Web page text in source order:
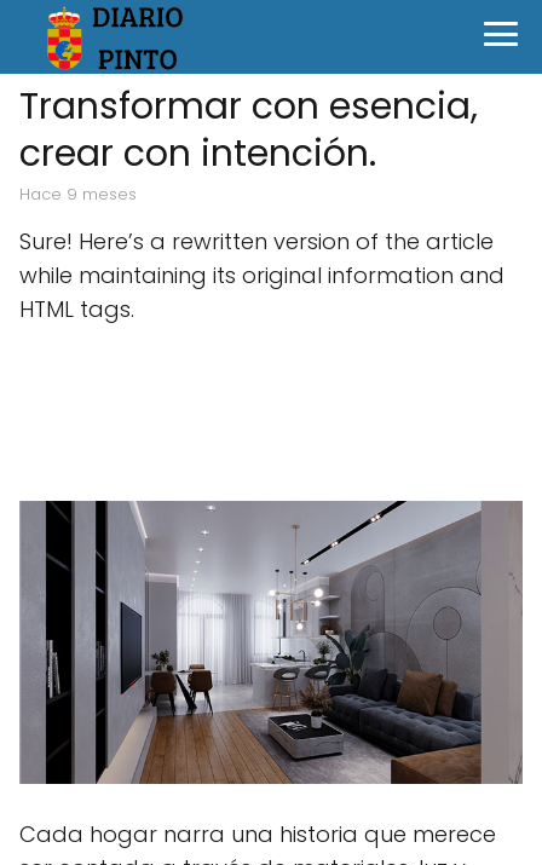
Transformar con esencia,
crear con intención.
hace 9 meses
Sure! Here’s a rewritten version of the article
while maintaining its original information and
HTML tags.
Cada hogar narra una historia que merece